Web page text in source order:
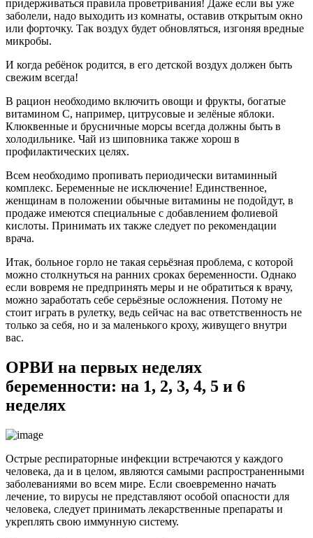
придерживаться правила проветривания! Даже если вы уже
заболели, надо выходить из комнаты, оставив открытым окно
или форточку. Так воздух будет обновляться, изгоняя вредные
микробы.
И когда ребёнок родится, в его детской воздух должен быть
свежим всегда!
В рацион необходимо включить овощи и фрукты, богатые
витамином С, например, цитрусовые и зелёные яблоки.
Клюквенные и брусничные морсы всегда должны быть в
холодильнике. Чай из шиповника также хорош в
профилактических целях.
Всем необходимо пропивать периодически витаминный
комплекс. Беременные не исключение! Единственное,
женщинам в положении обычные витамины не подойдут, в
продаже имеются специальные с добавлением фолиевой
кислоты. Принимать их также следует по рекомендации
врача.
Итак, больное горло не такая серьёзная проблема, с которой
можно столкнуться на ранних сроках беременности. Однако
если вовремя не предпринять меры и не обратиться к врачу,
можно заработать себе серьёзные осложнения. Потому не
стоит играть в рулетку, ведь сейчас на вас ответственность не
только за себя, но и за маленького кроху, живущего внутри
вас.
ОРВИ на первых неделях
беременности: на 1, 2, 3, 4, 5 и 6
неделях
Острые респираторные инфекции встречаются у каждого
человека, да и в целом, являются самыми распространенными
заболеваниями во всем мире. Если своевременно начать
лечение, то вирусы не представляют особой опасности для
человека, следует принимать лекарственные препараты и
укреплять свою иммунную систему.